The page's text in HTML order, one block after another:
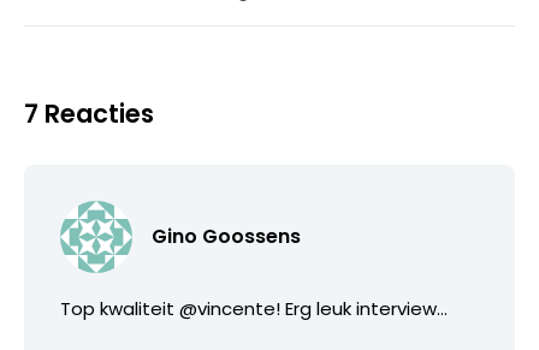
7 Reacties
Gino Goossens
Top kwaliteit @vincente! Erg leuk interview…